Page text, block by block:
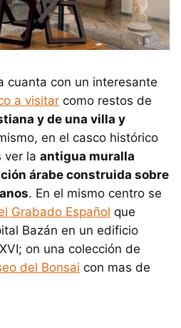
cuanta con un interesante
a visitar como restos de
y de una villa y
en el casco histórico
ver la antigua muralla
árabe construida sobre
. En el mismo centro se
Grabado Español que
Bazán en un edificio
on una colección de
del Bonsai con mas de